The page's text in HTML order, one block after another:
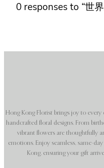
0 responses to “世
Hong Kong Florist brings joy to
handcrafted floral designs. From
vibrant flowers are thoughtfully
emotions. Enjoy seamless, same-
Kong, ensuring your gift